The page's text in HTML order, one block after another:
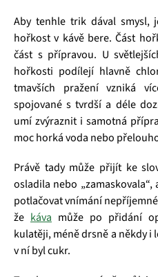
Aby tenhle trik dával smysl,
hořkost v kávě bere. Část
část s přípravou. U
hořkosti podílejí hlavně
tmavších pražení vzniká
spojované s tvrdší a déle
umí zvýraznit i samotná
moc horká voda nebo
Právě tady může přijít ke
osladila nebo
potlačovat vnímání
že káva může po přidání
kulatěji, méně drsně a někdy i
v ní byl cukr.